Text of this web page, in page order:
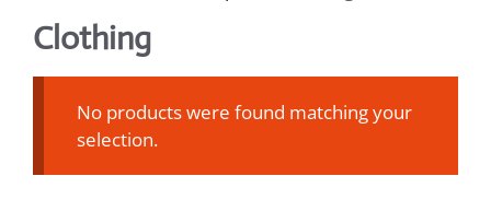
Clothing
No products were found matching your
selection.